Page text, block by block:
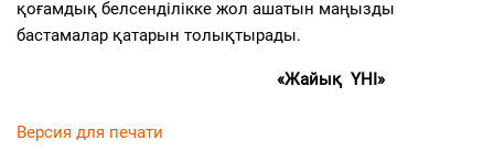
қоғамдық белсенділікке жол ашатын маңызды
бастамалар қатарын толықтырады.
«Жайық ҮНІ»
Версия для печати